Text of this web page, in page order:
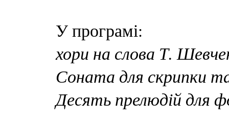
У програмі:
хори на слова Т.
Соната для скрипки
Десять прелюдій для